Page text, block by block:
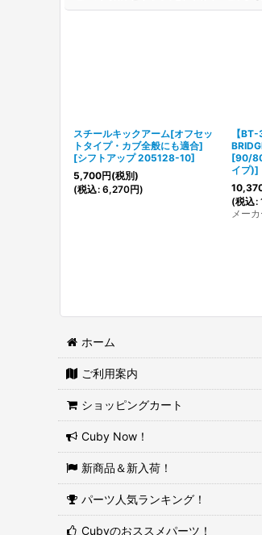
スチールキックアーム[オフセッ
トタイプ・カブ全般にも適合]
[シフトアップ 205128-10]
5,700円(税別)
(税込: 6,270円)
【BT-
[90/
イプ)]
(税込:
メー
ホーム
ご利用案内
ショッピングカート
Cuby Now！
新商品＆新入荷！
パーツ人気ランキング！
Cubyのおススメパーツ！